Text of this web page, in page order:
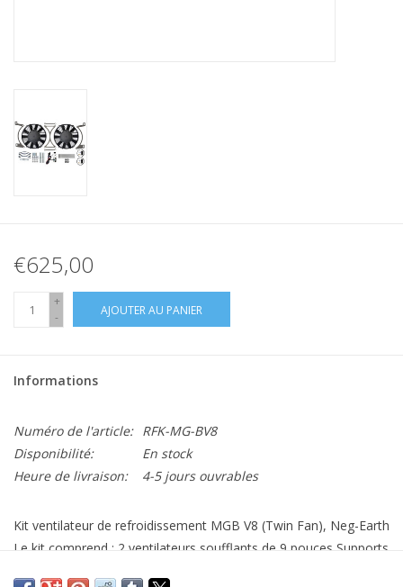
€625,00
+
-
AJOUTER AU PANIER
Informations
Numéro de l'article: RFK-MG-BV8
Disponibilité:
En stock
Heure de livraison:
4-5 jours ouvrables
Kit ventilateur de refroidissement MGB V8 (Twin Fan), Neg-Earth
Le kit comprend : 2 ventilateurs soufflants de 9 pouces Supports